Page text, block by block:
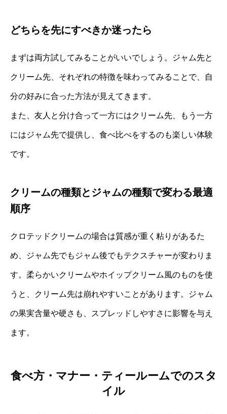
どちらを先にすべきか迷ったら
まずは両方試してみることがいいでしょう。ジャム先と
クリーム先、それぞれの特徴を味わってみることで、自
分の好みに合った方法が見えてきます。
また、友人と分け合って一方にはクリーム先、もう一方
にはジャム先で提供し、食べ比べをするのも楽しい体験
です。
クリームの種類とジャムの種類で変わる最適
順序
クロテッドクリームの場合は質感が重く粘りがあるた
め、ジャム先でもジャム後でもテクスチャーが変わりま
す。柔らかいクリームやホイップクリーム風のものを使
うと、クリーム先は崩れやすいことがあります。ジャム
の果実含量や硬さも、スプレッドしやすさに影響を与え
ます。
食べ方・マナー・ティールームでのスタ
イル